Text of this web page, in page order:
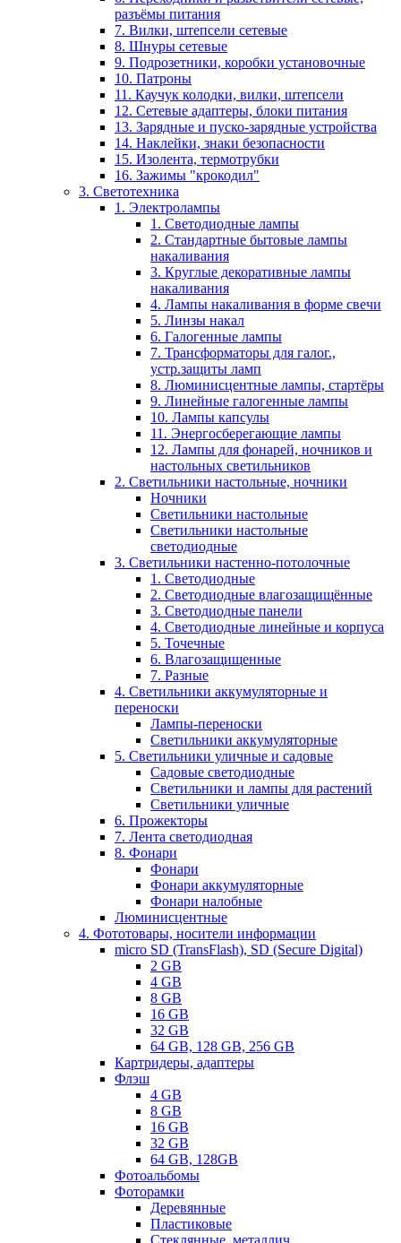
разъёмы питания
7. Вилки, штепсели сетевые
8. Шнуры сетевые
9. Подрозетники, коробки установочные
10. Патроны
11. Каучук колодки, вилки, штепсели
12. Сетевые адаптеры, блоки питания
13. Зарядные и пуско-зарядные устройства
14. Наклейки, знаки безопасности
15. Изолента, термотрубки
16. Зажимы "крокодил"
3. Светотехника
1. Электролампы
1. Светодиодные лампы
2. Стандартные бытовые лампы
накаливания
3. Круглые декоративные лампы
накаливания
4. Лампы накаливания в форме свечи
5. Линзы накал
6. Галогенные лампы
7. Трансформаторы для галог.,
устр.защиты ламп
8. Люминисцентные лампы, стартёры
9. Линейные галогенные лампы
10. Лампы капсулы
11. Энергосберегающие лампы
12. Лампы для фонарей, ночников и
настольных светильников
2. Светильники настольные, ночники
Ночники
Светильники настольные
Светильники настольные
светодиодные
3. Светильники настенно-потолочные
1. Светодиодные
2. Светодиодные влагозащищённые
3. Светодиодные панели
4. Светодиодные линейные и корпуса
5. Точечные
6. Влагозащищенные
7. Разные
4. Светильники аккумуляторные и
переноски
Лампы-переноски
Светильники аккумуляторные
5. Светильники уличные и садовые
Садовые светодиодные
Светильники и лампы для растений
Светильники уличные
6. Прожекторы
7. Лента светодиодная
8. Фонари
Фонари
Фонари аккумуляторные
Фонари налобные
Люминисцентные
4. Фототовары, носители информации
micro SD (TransFlash), SD (Secure Digital)
2 GB
4 GB
8 GB
16 GB
32 GB
64 GB, 128 GB, 256 GB
Картридеры, адаптеры
Флэш
4 GB
8 GB
16 GB
32 GB
64 GB, 128GB
Фотоальбомы
Фоторамки
Деревянные
Пластиковые
Стеклянные, металлич.